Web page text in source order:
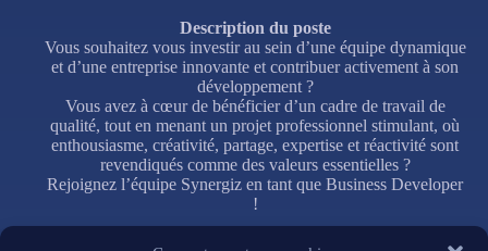
Description du poste
Vous souhaitez vous investir au sein d’une équipe dynamique
et d’une entreprise innovante et contribuer activement à son
développement ?
Vous avez à cœur de bénéficier d’un cadre de travail de
qualité, tout en menant un projet professionnel stimulant, où
enthousiasme, créativité, partage, expertise et réactivité sont
revendiqués comme des valeurs essentielles ?
Rejoignez l’équipe Synergiz en tant que Business Developer
!